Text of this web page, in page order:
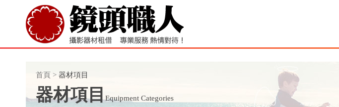
首頁 > 器材項目
器材項目Equipment Categories